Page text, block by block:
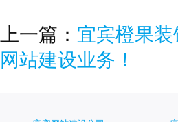
上一篇： 宜宾橙果
网站建设业务！